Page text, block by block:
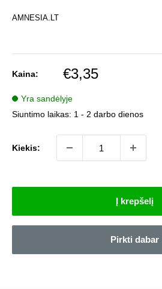
AMNESIA.LT
Kaina:
Pardavimo
€3,35
Yra sandėlyje
Siuntimo laikas: 1 - 2 darbo dienos
Kiekis:
Į krepšelį
Pirkti dabar